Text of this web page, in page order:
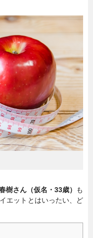
エンタメ
樹さん（仮名・33歳）
も
エットとはいったい、ど